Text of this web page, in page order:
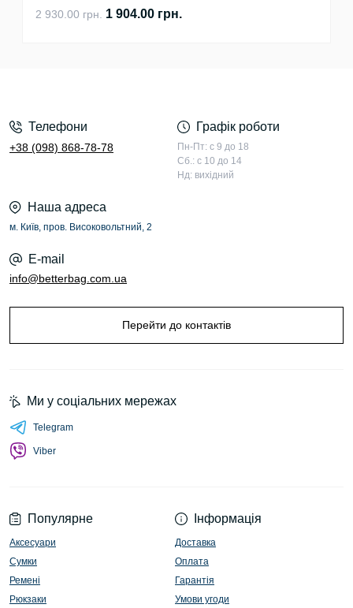
2 930.00 грн. 1 904.00 грн.
Телефони
+38 (098) 868-78-78
Графік роботи
Пн-Пт: с 9 до 18
Сб.: с 10 до 14
Нд: вихідний
Наша адреса
м. Київ, пров. Високовольтний, 2
E-mail
info@betterbag.com.ua
Перейти до контактів
Популярне
Аксесуари
Сумки
Ремені
Рюкзаки
Інформація
Доставка
Оплата
Гарантія
Умови угоди
Ми у соціальних мережах
Telegram
Viber